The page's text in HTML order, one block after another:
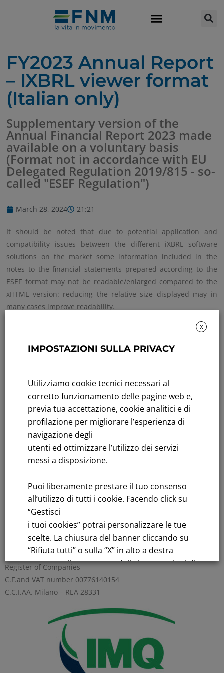
FY2023 Annual Report
– IXBRL viewer format
(Italian only)
Supplementary version of the
Annual Financial Report 2023 made
available on a voluntary basis
(Format not in accordance with EU
Delegated Regulation 2019/815 - so-
called "ESEF Regulation")
March 28, 2024 21:21
It should be noted that due to potential application and
compatibility issues between the different iXBRL software
solutions on the market some information included in the
notes to the financial statements prepared according to the
ESEF format may not be readable/enlarged compared to the
xHTML version: reducing the relative size displayed may in
many cases improve readability.
content
Sustainability: Sustainability report
Title performance: On the stock Exchange
Tenders: All Tenders
FNM S.p.A.
Headquarters in Milan, Piazzale Cadorna, 14
Register of Companies
C.F.and VAT number 00776140154
C.C.I.AA. Milano – REA 28331
X
IMPOSTAZIONI SULLA PRIVACY
Utilizziamo cookie tecnici necessari al
corretto funzionamento delle pagine web e,
previa tua accettazione, cookie analitici e di
profilazione per migliorare l’esperienza di
navigazione degli
utenti ed ottimizzare l’utilizzo dei servizi
messi a disposizione.
Puoi liberamente prestare il tuo consenso
all’utilizzo di tutti i cookie. Facendo click su
“Gestisci
i tuoi cookies” potrai personalizzare le tue
scelte. La chiusura del banner cliccando su
“Rifiuta tutti” o sulla “X” in alto a destra
comporta il permanere delle impostazioni di
default e la continuazione della navigazione
in assenza di cookie o altri strumenti di
Per maggiori informazioni consulta la
Informativa sui dati personali e cookie